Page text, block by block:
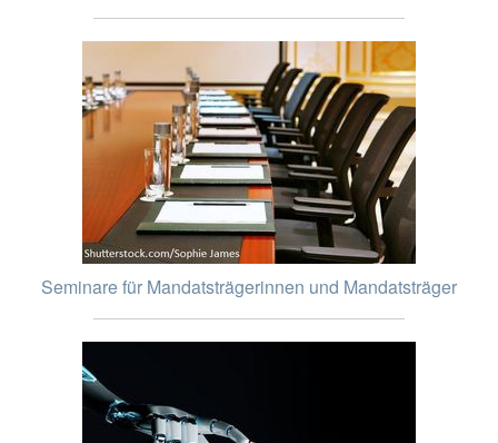
Seminare für Mandatsträgerinnen und Mandatsträger